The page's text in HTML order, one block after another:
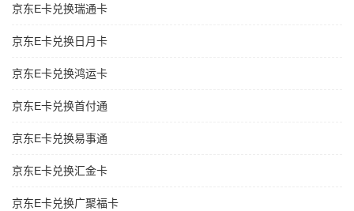
京东E卡兑换瑞通卡
京东E卡兑换日月卡
京东E卡兑换鸿运卡
京东E卡兑换首付通
京东E卡兑换易事通
京东E卡兑换汇金卡
京东E卡兑换广聚福卡